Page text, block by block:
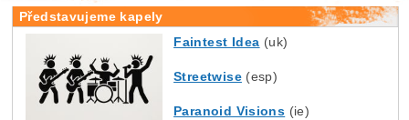
Představujeme kapely
Faintest Idea (uk)
Streetwise(esp)
Paranoid Visions (ie)